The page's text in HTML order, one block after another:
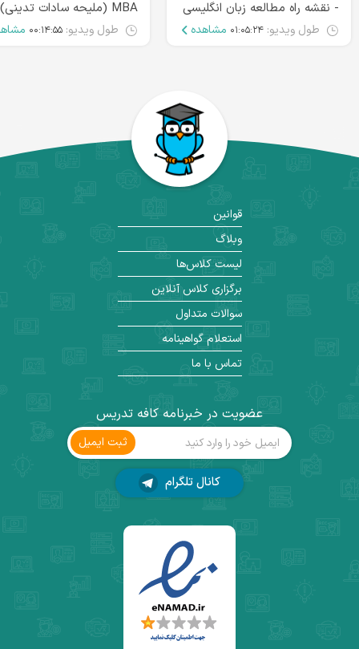
- نقشه راه مطالعه زبان انگلیسی
طول ویدیو: ۰۱:۰۵:۲۴ مشاهده
MBA (ملیحه سادات تدینی)
طول ویدیو: ۰۰:۱۴:۵۵
عضویت در خبرنامه کافه تدریس
ثبت ‌ایمیل
کانال تلگرام
قوانین
وبلاگ
لیست کلاس‌ها
برگزاری کلاس آنلاین
سوالات متداول
استعلام گواهینامه
تماس با ما